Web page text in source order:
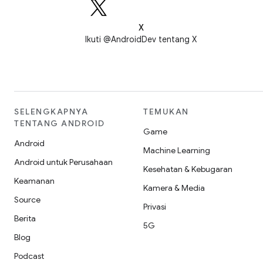
X
Ikuti @AndroidDev tentang X
SELENGKAPNYA
TENTANG ANDROID
Android
Android untuk Perusahaan
Keamanan
Source
Berita
Blog
Podcast
TEMUKAN
Game
Machine Learning
Kesehatan & Kebugaran
Kamera & Media
Privasi
5G